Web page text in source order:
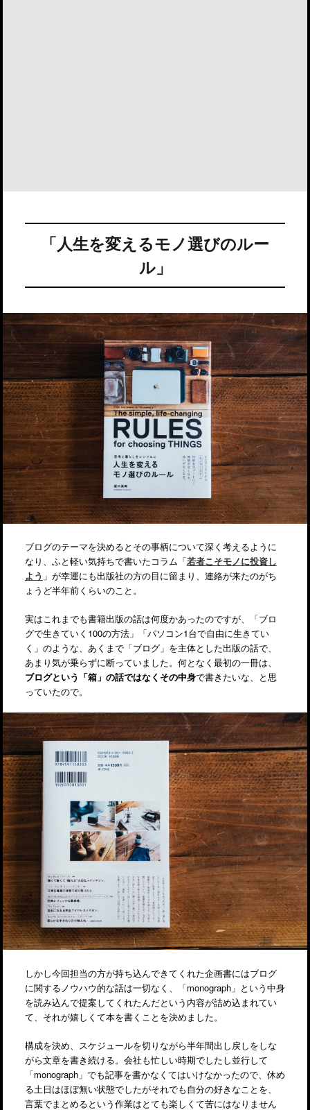
「人生を変えるモノ選びのルー
ル」
ブログのテーマを決めるとその事柄について深く考えるように
なり、ふと軽い気持ちで書いたコラム「若者こそモノに投資し
よう 」が幸運にも出版社の方の目に留まり、連絡が来たのがち
ょうど半年前くらいのこと。
実はこれまでも書籍出版の話は何度かあったのですが、「ブロ
グで生きていく100の方法」「パソコン1台で自由に生きてい
く」のような、あくまで「ブログ」を主体とした出版の話で、
あまり気が乗らずに断っていました。何となく最初の一冊は、
ブログという「箱」の話ではなくその中身で書きたいな、と思
っていたので。
しかし今回担当の方が持ち込んできてくれた企画書にはブログ
に関するノウハウ的な話は一切なく、「monograph」という中身
を読み込んで提案してくれたんだという内容が詰め込まれてい
て、それが嬉しくて本を書くことを決めました。
構成を決め、スケジュールを切りながら半年間出し戻しをしな
がら文章を書き続ける。会社も忙しい時期でしたし並行して
「monograph」でも記事を書かなくてはいけなかったので、休め
る土日はほぼ無い状態でしたがそれでも自分の好きなことを、
言葉でまとめるという作業はとても楽しくて苦にはなりません